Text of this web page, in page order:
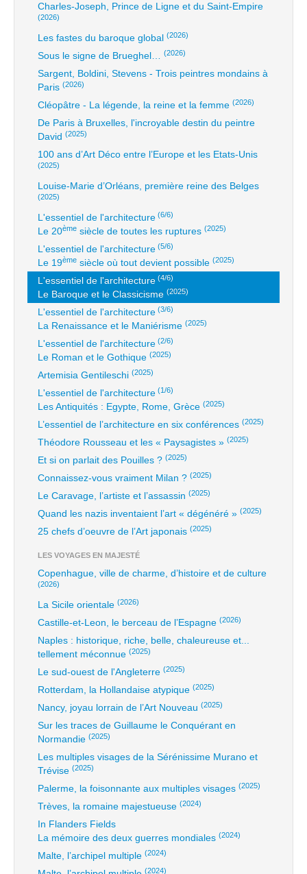
Charles-Joseph, Prince de Ligne et du Saint-Empire
(2026)
Les fastes du baroque global (2026)
Sous le signe de Brueghel… (2026)
Sargent, Boldini, Stevens - Trois peintres mondains à
Paris (2026)
Cléopâtre - La légende, la reine et la femme (2026)
De Paris à Bruxelles, l'incroyable destin du peintre
David (2025)
100 ans d’Art Déco entre l’Europe et les Etats-Unis
(2025)
Louise-Marie d’Orléans, première reine des Belges
(2025)
L'essentiel de l'architecture (6/6)
Le 20ème siècle de toutes les ruptures (2025)
L'essentiel de l'architecture (5/6)
Le 19ème siècle où tout devient possible (2025)
L'essentiel de l'architecture (4/6)
Le Baroque et le Classicisme (2025)
L'essentiel de l'architecture (3/6)
La Renaissance et le Maniérisme (2025)
L'essentiel de l'architecture (2/6)
Le Roman et le Gothique (2025)
Artemisia Gentileschi (2025)
L'essentiel de l'architecture (1/6)
Les Antiquités : Egypte, Rome, Grèce (2025)
L’essentiel de l’architecture en six conférences (2025)
Théodore Rousseau et les « Paysagistes » (2025)
Et si on parlait des Pouilles ? (2025)
Connaissez-vous vraiment Milan ? (2025)
Le Caravage, l’artiste et l’assassin (2025)
Quand les nazis inventaient l’art « dégénéré » (2025)
25 chefs d’oeuvre de l’Art japonais (2025)
LES VOYAGES EN MAJESTÉ
Copenhague, ville de charme, d’histoire et de culture
(2026)
La Sicile orientale (2026)
Castille-et-Leon, le berceau de l’Espagne (2026)
Naples : historique, riche, belle, chaleureuse et...
tellement méconnue (2025)
Le sud-ouest de l'Angleterre (2025)
Rotterdam, la Hollandaise atypique (2025)
Nancy, joyau lorrain de l’Art Nouveau (2025)
Sur les traces de Guillaume le Conquérant en
Normandie (2025)
Les multiples visages de la Sérénissime Murano et
Trévise (2025)
Palerme, la foisonnante aux multiples visages (2025)
Trèves, la romaine majestueuse (2024)
In Flanders Fields
La mémoire des deux guerres mondiales (2024)
Malte, l’archipel multiple (2024)
(2024)